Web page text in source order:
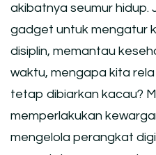
akibatnya seumur hidup.
gadget untuk mengatur
disiplin, memantau
waktu, mengapa kita
tetap dibiarkan kacau?
memperlakukan
mengelola perangkat